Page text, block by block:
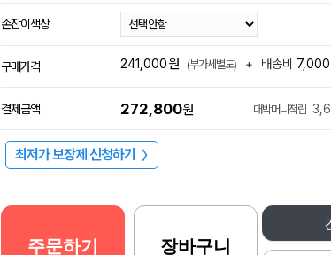
손잡이색상
구매가격 241,000원 (부가세별도) + 배송비 7,000
결제금액 272,800원 대박머니적립
최저가 보장제 신청하기 〉
주문하기 장바구니